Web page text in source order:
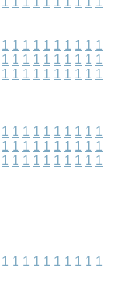
1 1 1 1 1 1 1 1 1 1
1 1 1 1 1 1 1 1 1 1
1 1 1 1 1 1 1 1 1 1
1 1 1 1 1 1 1 1 1 1
1 1 1 1 1 1 1 1 1 1
1 1 1 1 1 1 1 1 1 1
1 1 1 1 1 1 1 1 1 1